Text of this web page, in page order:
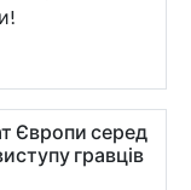
Європи серед
гравців